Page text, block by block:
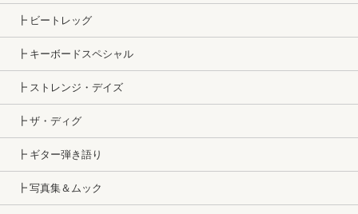
┣ ビートレッグ
┣ キーボードスペシャル
┣ ストレンジ・デイズ
┣ ザ・ディグ
┣ ギター弾き語り
┣ 写真集＆ムック